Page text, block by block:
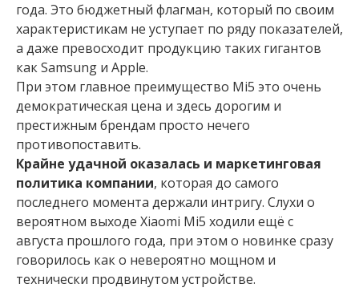
года. Это бюджетный флагман, который по своим
характеристикам не уступает по ряду показателей,
а даже превосходит продукцию таких гигантов
как Samsung и Apple.
При этом главное преимущество Mi5 это очень
демократическая цена и здесь дорогим и
престижным брендам просто нечего
противопоставить.
Крайне удачной оказалась и маркетинговая
политика компании, которая до самого
последнего момента держали интригу. Слухи о
вероятном выходе Xiaomi Mi5 ходили ещё с
августа прошлого года, при этом о новинке сразу
говорилось как о невероятно мощном и
технически продвинутом устройстве.